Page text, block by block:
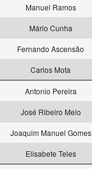
Manuel Ramos
Mário Cunha
Fernando Ascensão
Carlos Mota
Antonio Pereira
José Ribeiro Melo
Joaquim Manuel Gomes
Elisabete Teles